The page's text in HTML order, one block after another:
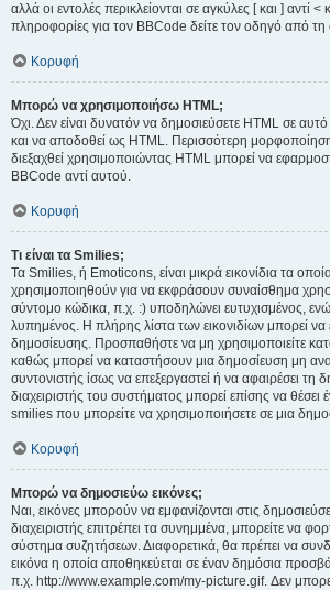
αλλά οι εντολές περικλείονται σε αγκύλες [ και ] αντί <
πληροφορίες για τον BBCode δείτε τον οδηγό από
Κορυφή
Μπορώ να χρησιμοποιήσω HTML;
Όχι. Δεν είναι δυνατόν να δημοσιεύσετε HTML σε
και να αποδοθεί ως HTML. Περισσότερη
διεξαχθεί χρησιμοποιώντας HTML μπορεί να
BBCode αντί αυτού.
Κορυφή
Τι είναι τα Smilies;
Τα Smilies, ή Emoticons, είναι μικρά εικονίδια τα
χρησιμοποιηθούν για να εκφράσουν συναίσθημα
σύντομο κώδικα, π.χ. :) υποδηλώνει ευτυχισμένος,
λυπημένος. Η πλήρης λίστα των εικονιδίων μπορεί να
δημοσίευσης. Προσπαθήστε να μη χρησιμοποιείτε
καθώς μπορεί να καταστήσουν μια δημοσίευση μη
συντονιστής ίσως να επεξεργαστεί ή να αφαιρέσει
διαχειριστής του συστήματος μπορεί επίσης να θέσει
smilies που μπορείτε να χρησιμοποιήσετε σε μια
Κορυφή
Μπορώ να δημοσιεύω εικόνες;
Ναι, εικόνες μπορούν να εμφανίζονται στις
διαχειριστής επιτρέπει τα συνημμένα, μπορείτε να
σύστημα συζητήσεων. Διαφορετικά, θα πρέπει να
εικόνα η οποία αποθηκεύεται σε έναν δημόσια
π.χ. http://www.example.com/my-picture.gif. Δεν